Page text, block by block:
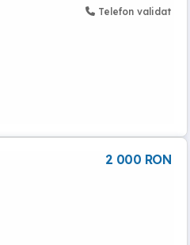
Telefon validat
2 000 RON